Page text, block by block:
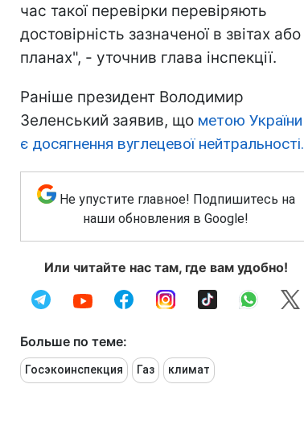
час такої перевірки перевіряють
достовірність зазначеної в звітах або
планах", - уточнив глава інспекції.
Раніше президент Володимир
Зеленський заявив, що метою України
є досягнення вуглецевої нейтральності.
Не упустите главное! Подпишитесь на
наши обновления в Google!
Или читайте нас там, где вам удобно!
Больше по теме:
Госэкоинспекция Газ климат